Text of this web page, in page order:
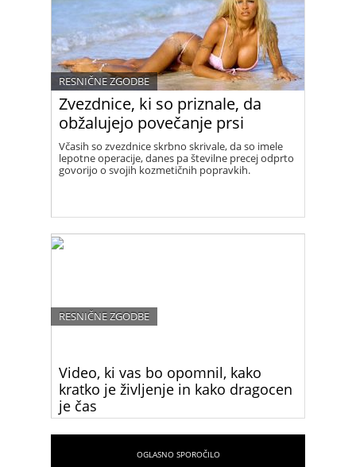
Zvezdnice, ki so priznale, da
obžalujejo povečanje prsi
RESNIČNE ZGODBE
Včasih so zvezdnice skrbno skrivale, da so imele
lepotne operacije, danes pa številne precej odprto
govorijo o svojih kozmetičnih popravkih.
Video, ki vas bo opomnil, kako
kratko je življenje in kako dragocen
je čas
RESNIČNE ZGODBE
trenutki. Teh se ne da dobiti nazaj, zato moramo